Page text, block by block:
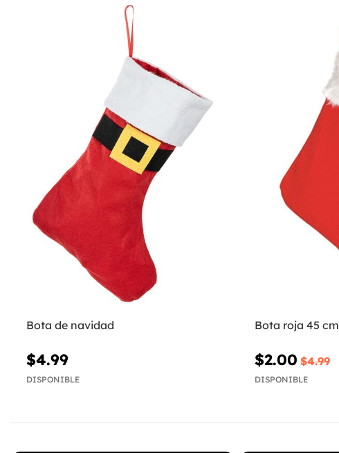
Bota de navidad
$4.99
DISPONIBLE
Bota roja 45 cm
$2.00 $4.99
DISPONIBLE